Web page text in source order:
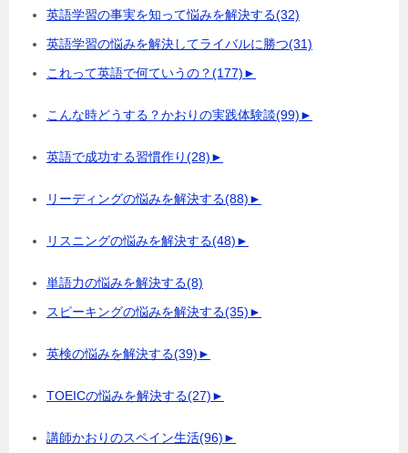
英語学習の事実を知って悩みを解決する(32)
英語学習の悩みを解決してライバルに勝つ(31)
これって英語で何ていうの？(177)►
こんな時どうする？かおりの実践体験談(99)►
英語で成功する習慣作り(28)►
リーディングの悩みを解決する(88)►
リスニングの悩みを解決する(48)►
単語力の悩みを解決する(8)
スピーキングの悩みを解決する(35)►
英検の悩みを解決する(39)►
TOEICの悩みを解決する(27)►
講師かおりのスペイン生活(96)►